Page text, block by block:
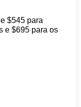
$545 para
e $695 para os